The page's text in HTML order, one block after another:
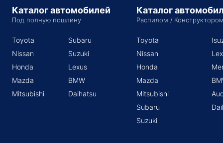
Каталог автомобилей
Под полную пошлину
Toyota
Nissan
Honda
Mazda
Mitsubishi
Subaru
Suzuki
Lexus
BMW
Daihatsu
Каталог
Распилом /
Toyota
Nissan
Honda
Mazda
Mitsubishi
Subaru
Suzuki